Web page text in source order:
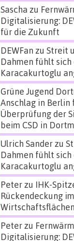
Sascha zu
Digitalisierung:
für die Zukunft
DEWFan zu Streit
Dahmen fühlt sich
Karacakurtoglu
Grüne Jugend
Anschlag in
Überprüfung der
beim CSD in
Ulrich Sanderzu
Dahmen fühlt sich
Karacakurtoglu
Peterzu IHK-
Rückendeckung
Peterzu
Digitalisierung: